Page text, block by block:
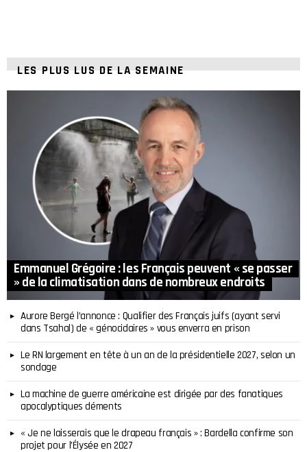
LES PLUS LUS DE LA SEMAINE
Emmanuel Grégoire : les Français peuvent « se passer
» de la climatisation dans de nombreux endroits
Aurore Bergé l’annonce : Qualifier des Français juifs (ayant servi
dans Tsahal) de « génocidaires » vous enverra en prison
Le RN largement en tête à un an de la présidentielle 2027, selon un
sondage
La machine de guerre américaine est dirigée par des fanatiques
apocalyptiques déments
« Je ne laisserais que le drapeau français » : Bardella confirme son
projet pour l’Élysée en 2027